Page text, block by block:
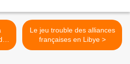
Le jeu trouble des alliances
françaises en Libye >